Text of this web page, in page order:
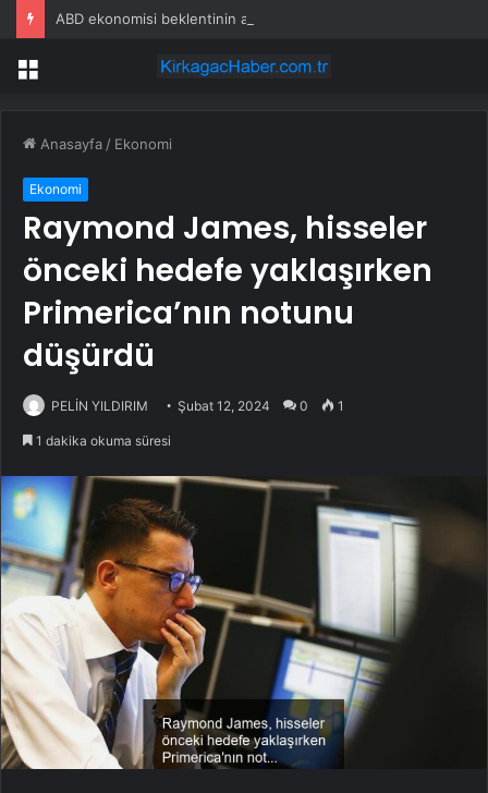
ABD ekonomisi beklentinin altında büyüdü
Menü
Anasayfa / Ekonomi
Ekonomi
Raymond James, hisseler
önceki hedefe yaklaşırken
Primerica’nın notunu
düşürdü
PELİN YILDIRIM Şubat 12, 2024 0 1
1 dakika okuma süresi